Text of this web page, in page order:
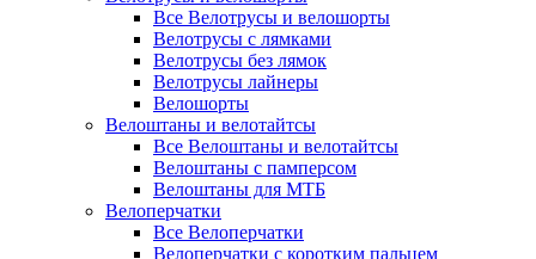
Все Велотрусы и велошорты
Велотрусы с лямками
Велотрусы без лямок
Велотрусы лайнеры
Велошорты
Велоштаны и велотайтсы
Все Велоштаны и велотайтсы
Велоштаны с памперсом
Велоштаны для МТБ
Велоперчатки
Все Велоперчатки
Велоперчатки с коротким пальцем